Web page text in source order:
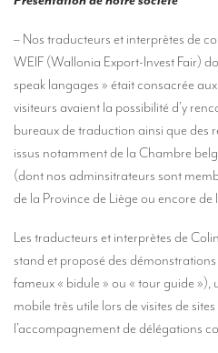
INTERPRÉTATION
Nos services d’interprétation
Interprétation simultanée à distance (en
Conseils pour organiser votre
Des interprètes au niveau européen
Interprétation simultanée en cabine
Interprétation simultanée mobile
Interprétation simultanée pour petits groupes
Accompagnement de personnalités
– Nos traducteurs et interprètes de
WEIF (Wallonia Export-Invest Fair)
speak langages » était consacrée
visiteurs avaient la possibilité d’y
bureaux de traduction ainsi que des
issus notamment de la Chambre
(dont nos adminsitrateurs sont
de la Province de Liège ou encore de
Les traducteurs et interprètes de
stand et proposé des
fameux « bidule » ou « tour guide »),
mobile très utile lors de visites de
l’accompagnement de délégations